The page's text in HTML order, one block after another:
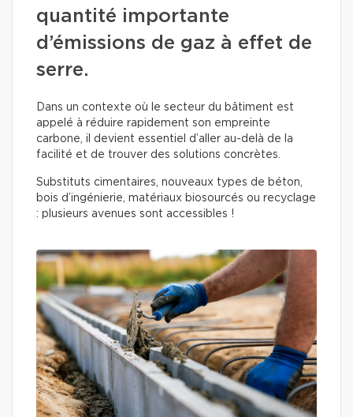
quantité importante
d’émissions de gaz à effet de
serre.
Dans un contexte où le secteur du bâtiment est
appelé à réduire rapidement son empreinte
carbone, il devient essentiel d’aller au-delà de la
facilité et de trouver des solutions concrètes.
Substituts cimentaires, nouveaux types de béton,
bois d’ingénierie, matériaux biosourcés ou recyclage
: plusieurs avenues sont accessibles !